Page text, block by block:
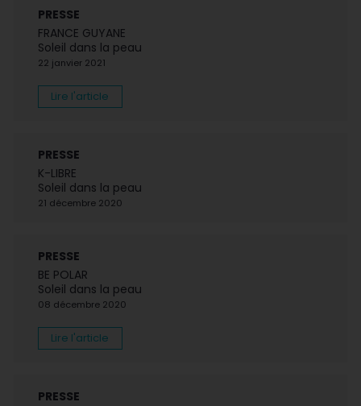
PRESSE
FRANCE GUYANE
Soleil dans la peau
22 janvier 2021
Lire l'article
PRESSE
K-LIBRE
Soleil dans la peau
21 décembre 2020
PRESSE
BE POLAR
Soleil dans la peau
08 décembre 2020
Lire l'article
PRESSE